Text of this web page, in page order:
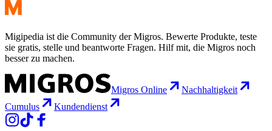
Migipedia ist die Community der Migros. Bewerte Produkte, teste
sie gratis, stelle und beantworte Fragen. Hilf mit, die Migros noch
besser zu machen.
Migros Online
Nachhaltigkeit
Cumulus
Kundendienst